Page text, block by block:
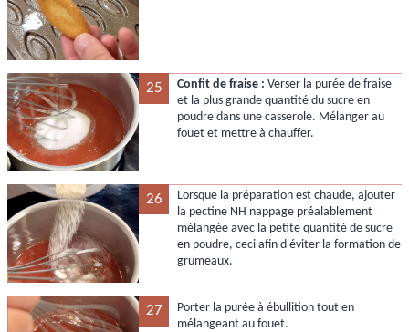
25 Confit de fraise : Verser la purée de fraise
et la plus grande quantité du sucre en
poudre dans une casserole. Mélanger au
fouet et mettre à chauffer.
26
Lorsque la préparation est chaude, ajouter
la pectine NH nappage préalablement
mélangée avec la petite quantité de sucre
en poudre, ceci afin d'éviter la formation de
grumeaux.
27
Porter la purée à ébullition tout en
mélangeant au fouet.